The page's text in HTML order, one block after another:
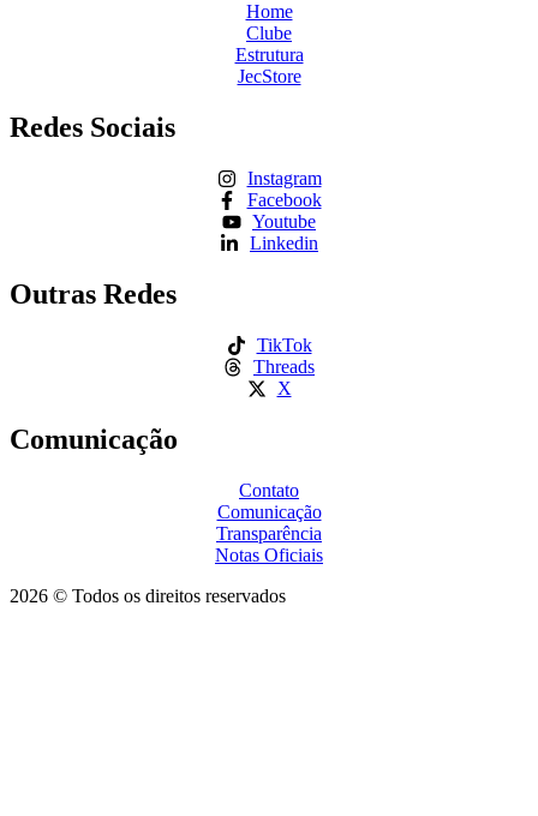
Home
Clube
Estrutura
JecStore
Redes Sociais
Instagram
Facebook
Youtube
Linkedin
Outras Redes
TikTok
Threads
X
Comunicação
Contato
Comunicação
Transparência
Notas Oficiais
2026 © Todos os direitos reservados